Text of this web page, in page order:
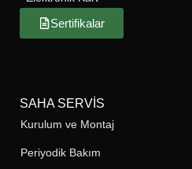
Sertifikalar
SAHA SERVIS
Kurulum ve Montaj
Periyodik Bakım